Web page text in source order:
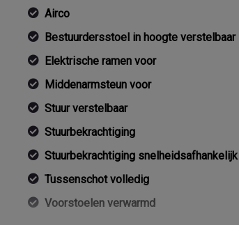
Airco
Bestuurdersstoel in hoogte verstelbaar
Elektrische ramen voor
Middenarmsteun voor
Stuur verstelbaar
Stuurbekrachtiging
Stuurbekrachtiging snelheidsafhankelijk
Tussenschot volledig
Voorstoelen verwarmd